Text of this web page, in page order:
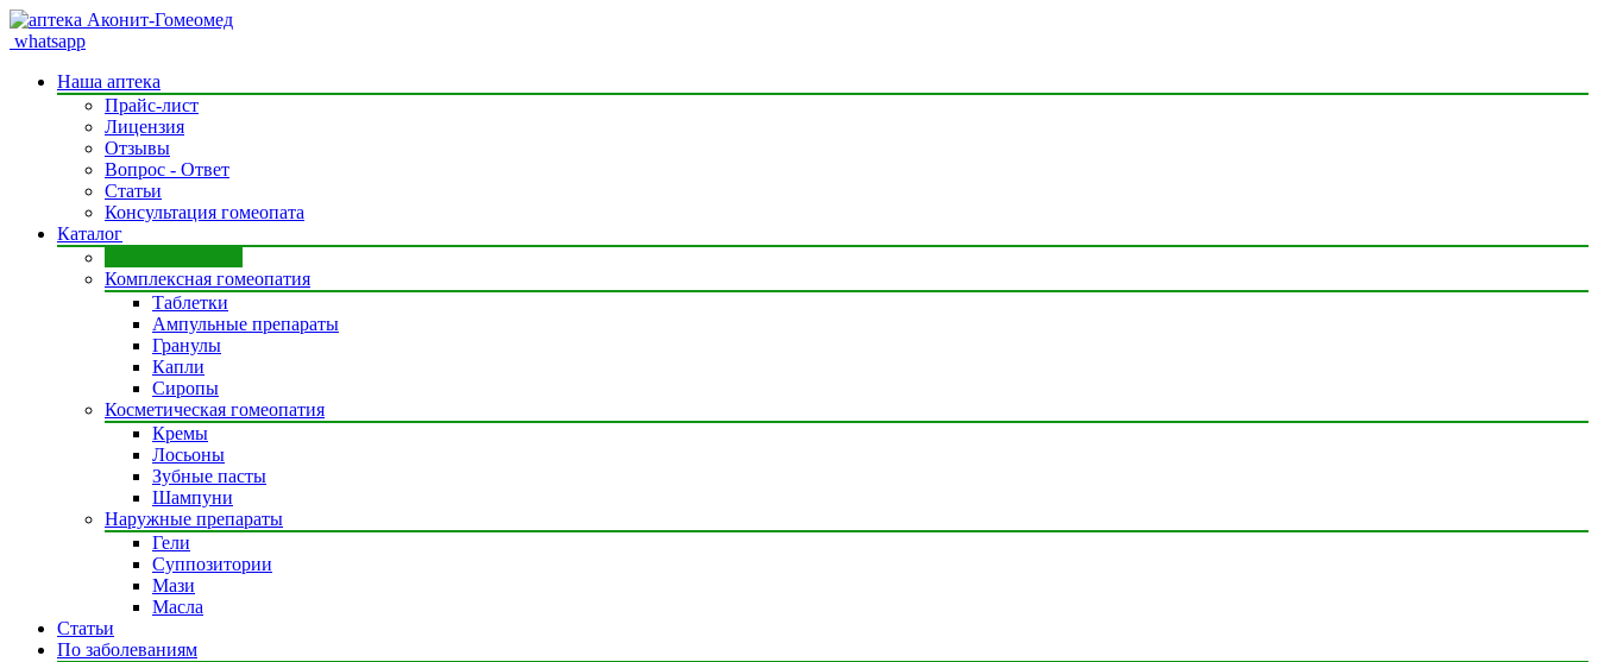
whatsapp
Наша аптека
Прайс-лист
Лицензия
Отзывы
Вопрос - Ответ
Статьи
Консультация гомеопата
Каталог
Комплексная гомеопатия
Таблетки
Ампульные препараты
Гранулы
Капли
Сиропы
Косметическая гомеопатия
Кремы
Лосьоны
Зубные пасты
Шампуни
Наружные препараты
Гели
Суппозитории
Мази
Масла
Статьи
По заболеваниям